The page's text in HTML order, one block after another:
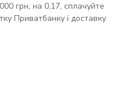
грн, на 0,17, сплачуйте
Приватбанку і доставку